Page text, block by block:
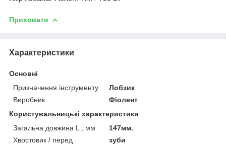
Приховати
Характеристики
Основні
Призначення інструменту
Лобзик
Виробник
Фіолент
Користувальницькі характеристики
Загальна довжина L , мм
147мм.
Хвостовик / перед
зуби